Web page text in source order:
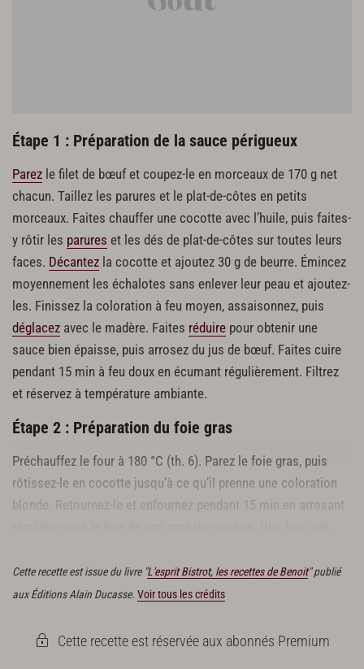
Cuisson du filet de bœuf
Étape 1 : Préparation de la sauce périgueux
Parez le filet de bœuf et coupez-le en morceaux de 170 g net
chacun. Taillez les parures et le plat-de-côtes en petits
morceaux. Faites chauffer une cocotte avec l’huile, puis faites-
y rôtir les parures et les dés de plat-de-côtes sur toutes leurs
faces. Décantez la cocotte et ajoutez 30 g de beurre. Émincez
moyennement les échalotes sans enlever leur peau et ajoutez-
les. Finissez la coloration à feu moyen, assaisonnez, puis
déglacez avec le madère. Faites réduire pour obtenir une
sauce bien épaisse, puis arrosez du jus de bœuf. Faites cuire
pendant 15 min à feu doux en écumant régulièrement. Filtrez
et réservez à température ambiante.
Étape 2 : Préparation du foie gras
Préchauffez le four à 180 °C (th. 6). Parez le foie gras, puis
rôtissez-le en cocotte jusqu’à ce qu’il prenne une coloration
blonde. Retournez-le et enfournez pendant 15 min en arrosant
Cette recette est issue du livre "L'esprit Bistrot, les recettes de Benoit" publié
aux Éditions Alain Ducasse. Voir tous les crédits
Cette recette est réservée aux abonnés Premium